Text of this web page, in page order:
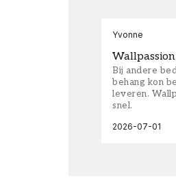
Yvonne
Bij andere
behang kon
leveren.
snel.
2026-07-01